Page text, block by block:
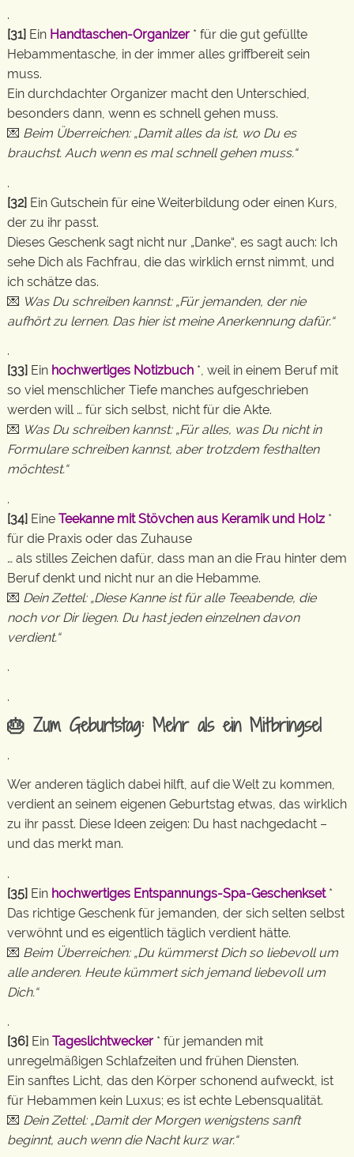
.
[31] Ein Handtaschen-Organizer * für die gut gefüllte
Hebammentasche, in der immer alles griffbereit sein
muss.
Ein durchdachter Organizer macht den Unterschied,
besonders dann, wenn es schnell gehen muss.
💌 Beim Überreichen: „Damit alles da ist, wo Du es
brauchst. Auch wenn es mal schnell gehen muss.“
.
[32] Ein Gutschein für eine Weiterbildung oder einen Kurs,
der zu ihr passt.
Dieses Geschenk sagt nicht nur „Danke“, es sagt auch: Ich
sehe Dich als Fachfrau, die das wirklich ernst nimmt, und
ich schätze das.
💌 Was Du schreiben kannst: „Für jemanden, der nie
aufhört zu lernen. Das hier ist meine Anerkennung dafür.“
.
[33] Ein hochwertiges Notizbuch *, weil in einem Beruf mit
so viel menschlicher Tiefe manches aufgeschrieben
werden will … für sich selbst, nicht für die Akte.
💌 Was Du schreiben kannst: „Für alles, was Du nicht in
Formulare schreiben kannst, aber trotzdem festhalten
möchtest.“
.
[34] Eine Teekanne mit Stövchen aus Keramik und Holz *
für die Praxis oder das Zuhause
… als stilles Zeichen dafür, dass man an die Frau hinter dem
Beruf denkt und nicht nur an die Hebamme.
💌 Dein Zettel: „Diese Kanne ist für alle Teeabende, die
noch vor Dir liegen. Du hast jeden einzelnen davon
verdient.“
.
.
🎂 Zum Geburtstag: Mehr als ein Mitbringsel
.
Wer anderen täglich dabei hilft, auf die Welt zu kommen,
verdient an seinem eigenen Geburtstag etwas, das wirklich
zu ihr passt. Diese Ideen zeigen: Du hast nachgedacht –
und das merkt man.
.
[35] Ein hochwertiges Entspannungs-Spa-Geschenkset*
Das richtige Geschenk für jemanden, der sich selten selbst
verwöhnt und es eigentlich täglich verdient hätte.
💌 Beim Überreichen: „Du kümmerst Dich so liebevoll um
alle anderen. Heute kümmert sich jemand liebevoll um
Dich.“
.
[36] Ein Tageslichtwecker * für jemanden mit
unregelmäßigen Schlafzeiten und frühen Diensten.
Ein sanftes Licht, das den Körper schonend aufweckt, ist
für Hebammen kein Luxus; es ist echte Lebensqualität.
💌 Dein Zettel: „Damit der Morgen wenigstens sanft
beginnt, auch wenn die Nacht kurz war.“